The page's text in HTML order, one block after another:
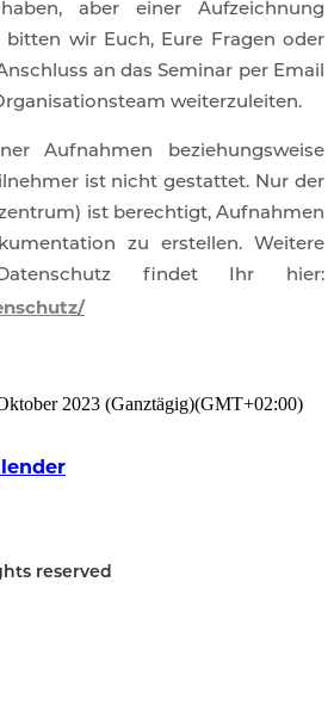
aber einer Aufzeichnung
wir Euch, Eure Fragen oder
an das Seminar per Email
weiterzuleiten.
Aufnahmen beziehungsweise
ist nicht gestattet. Nur der
ist berechtigt, Aufnahmen
zu erstellen. Weitere
findet Ihr hier:
2023 (Ganztägig)(GMT+02:00)
reserved